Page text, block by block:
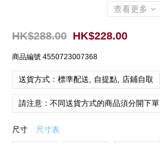
查看更多
HK$228.00
HK$288.00
商品編號 4550723007368
送貨方式：標準配送, 自提點, 店鋪自取
請注意：不同送貨方式的商品須分開下單
尺寸 尺寸表